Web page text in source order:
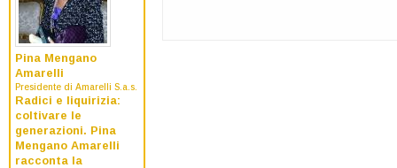
Pina Mengano
Amarelli
Presidente di Amarelli S.a.s.
Radici e liquirizia:
coltivare le
generazioni. Pina
Mengano Amarelli
racconta la